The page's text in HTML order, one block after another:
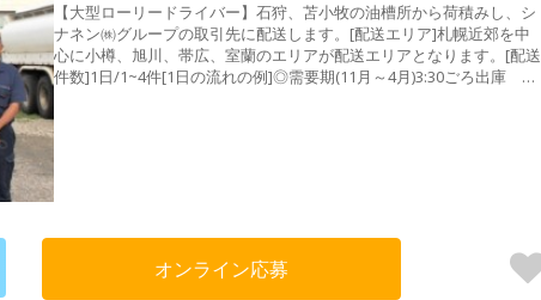
【大型ローリードライバー】石狩、苫小牧の油槽所から荷積みし、シ
ナネン㈱グループの取引先に配送します。[配送エリア]札幌近郊を中
心に小樽、旭川、帯広、室蘭のエリアが配送エリアとなります。[配送
件数]1日/1~4件[1日の流れの例]◎需要期(11月～4月)3:30ごろ出庫
↓14:00ころ帰社
オンライン応募